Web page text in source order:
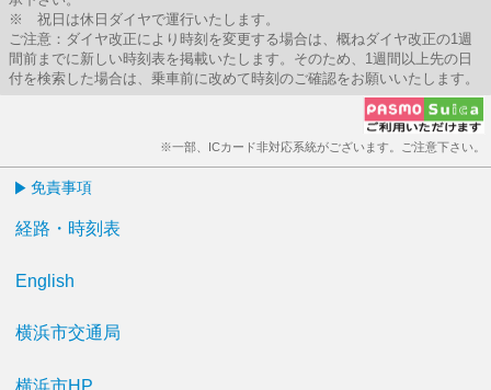
※ 祝日は休日ダイヤで運行いたします。
ご注意：ダイヤ改正により時刻を変更する場合は、概ねダイヤ改正の1週
間前までに新しい時刻表を掲載いたします。そのため、1週間以上先の日
付を検索した場合は、乗車前に改めて時刻のご確認をお願いいたします。
※一部、ICカード非対応系統がございます。ご注意下さい。
免責事項
経路・時刻表
English
横浜市交通局
横浜市HP